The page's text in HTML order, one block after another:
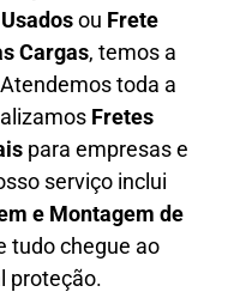
ou Frete
Cargas, temos a
toda a
Fretes
para empresas e
serviço inclui
e Montagem de
tudo chegue ao
proteção.